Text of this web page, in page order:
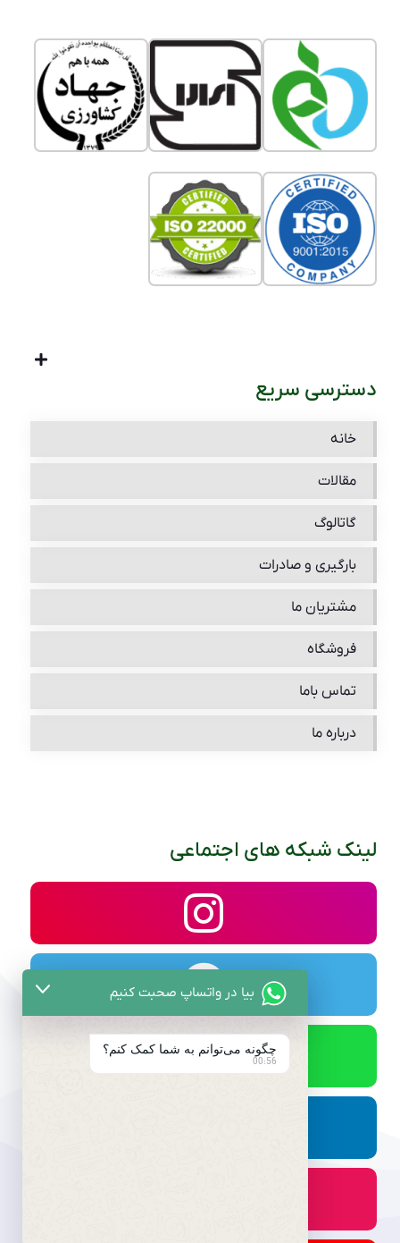
دسترسی سریع
خانه
مقالات
گاتالوگ
بارگیری و صادرات
مشتریان ما
فروشگاه
تماس باما
درباره ما
لینک شبکه های اجتماعی
بیا در واتساپ صحبت کنیم
چگونه می‌توانم به شما کمک کنم؟
00:56